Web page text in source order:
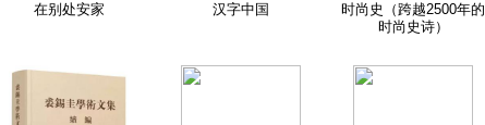
在别处安家 汉字中国
时尚史（跨越2500年的
时尚史诗）